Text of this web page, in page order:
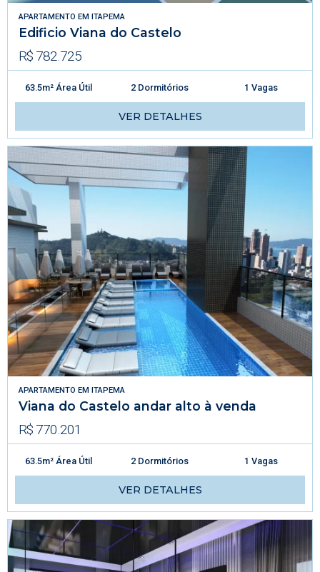
APARTAMENTO EM ITAPEMA
Edificio Viana do Castelo
R$ 782.725
63.5m² Área Útil 2 Dormitórios 1 Vagas
VER DETALHES
APARTAMENTO EM ITAPEMA
Viana do Castelo andar alto à venda
R$ 770.201
63.5m² Área Útil 2 Dormitórios 1 Vagas
VER DETALHES